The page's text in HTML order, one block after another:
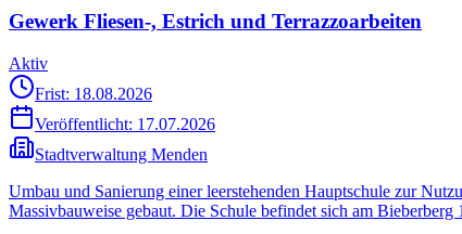
Gewerk Fliesen-, Estrich und Terrazzoarbeiten
Aktiv
Frist: 18.08.2026
Veröffentlicht: 17.07.2026
Stadtverwaltung Menden
Umbau und Sanierung einer leerstehenden Hauptschule zur
Massivbauweise gebaut. Die Schule befindet sich am Bieberberg